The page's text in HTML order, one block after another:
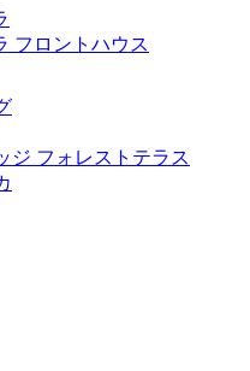
フロントハウス
ジ フォレストテラス